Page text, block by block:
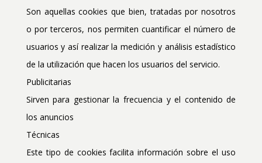
Son aquellas cookies que bien, tratadas por nosotros
o por terceros, nos permiten cuantificar el número de
usuarios y así realizar la medición y análisis estadístico
de la utilización que hacen los usuarios del servicio.
Publicitarias
Sirven para gestionar la frecuencia y el contenido de
los anuncios
Técnicas
Este tipo de cookies facilita información sobre el uso